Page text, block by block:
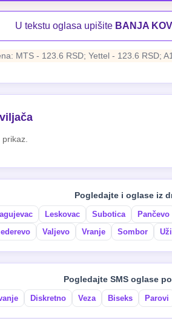
U tekstu oglasa upišite BANJA
MTS - 123.6 RSD; Yettel - 123.6 RSD;
Pogledajte i oglase iz
Leskovac Subotica Pančevo
Valjevo Vranje Sombor
Pogledajte SMS oglase
Diskretno Veza Biseks Parovi